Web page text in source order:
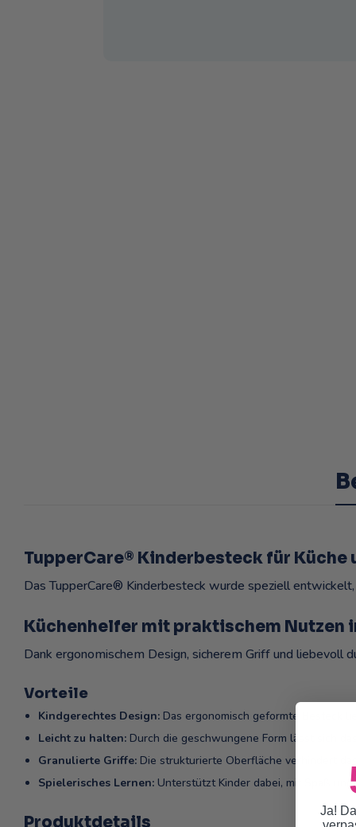
TupperCare® Kinderbesteck für Küche
Das TupperCare® Kinderbesteck wurde speziell
Küchenhelfer mit praktischem Nutzen
Dank ergonomischem Design, sicherem Griff und liebevoll
Vorteile
Kindgerechtes Design: Das ergonomisch geformte Besteck
Leicht zu halten: Durch die geschwungene Form lässt sich
Granulierte Griffe: Die strukturierte Oberfläche verhindert
Spielerisches Lernen: Unterstützt Kinder dabei, mit Spaß
Produktdetails
Ja!